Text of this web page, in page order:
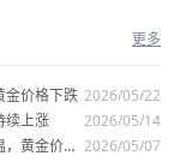
更多
金价格下跌 2026/05/22
续上涨
2026/05/14
黄金价格 2026/05/07